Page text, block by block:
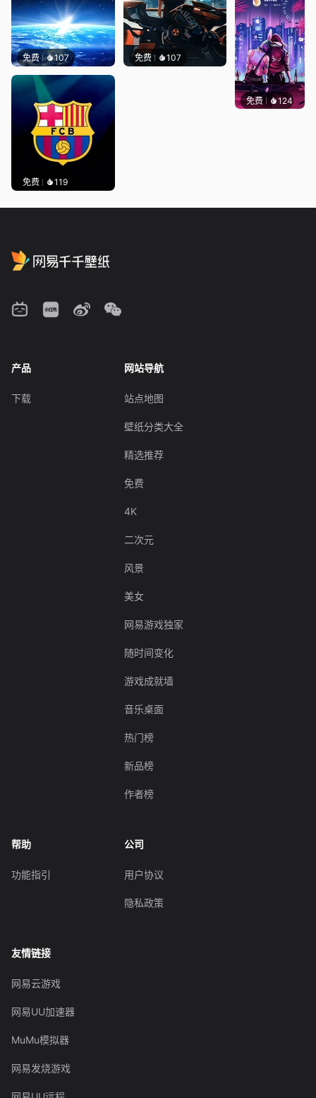
免费 107 免费 107
免费 119
免费 124鲨鲨啊
产品
下载
网站导航
站点地图
壁纸分类大全
精选推荐
免费
4K
二次元
风景
美女
网易游戏独家
随时间变化
游戏成就墙
音乐桌面
热门榜
新品榜
作者榜
帮助
功能指引
公司
用户协议
隐私政策
友情链接
网易云游戏
网易UU加速器
MuMu模拟器
网易发烧游戏